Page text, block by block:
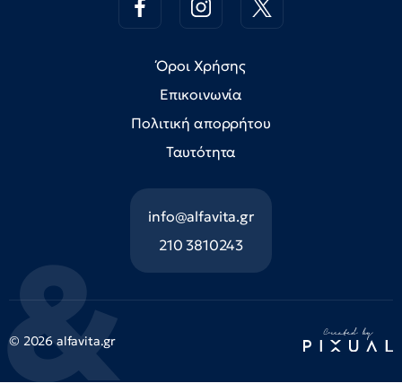
Όροι Χρήσης
Επικοινωνία
Πολιτική απορρήτου
Ταυτότητα
info@alfavita.gr
210 3810243
© 2026 alfavita.gr